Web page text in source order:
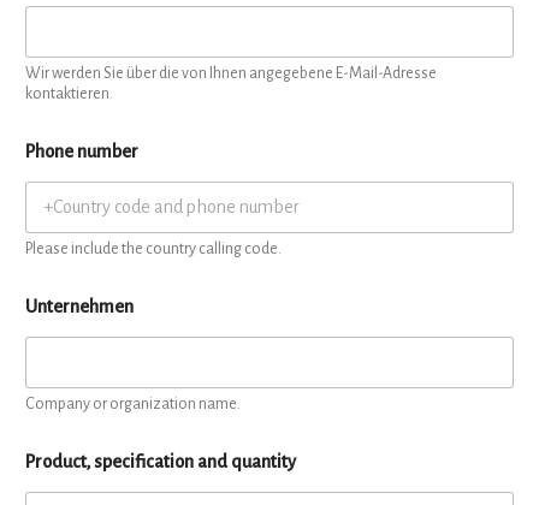
Wir werden Sie über die von Ihnen angegebene E-Mail-Adresse
kontaktieren.
Phone number
Please include the country calling code.
Unternehmen
Company or organization name.
Product, specification and quantity